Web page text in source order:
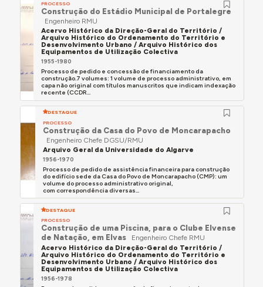
Projetou alguns planos parciais de urbanização,
arruamentos e estradas municipais.
Projetou o edifício do 'Centro de Cultura e
Desporto de Venade', localizado na rua que hoje
tem o seu nome.
Para familiares e amigos projetou várias vivendas,
compreendendo as componentes de arquitetura
(incluindo arquitetura de interiores), estabilidade e
saneamento. Como exemplo mais paradigmático
pode citar-se a 'Casa do Rosmaninho', na Rua do
Rosmaninho, em Venade, Caminha.
Colaborou na imprensa regional caminhense,
especificamente, na revistaCaminiana, nos jornais
Caminhense,Margens do Courae A Nossa Gente
dedicando-se, sobretudo, a estudos históricos,
genealógicos e etnográficos das freguesias de
Venade e Azevedo do concelho de Caminha.
Foi postumamente publicado, em 2007, o seu livro
Subsídios para a História da Freguesia de Venade
Faleceu em Venade, Caminha, em 27 de junho de
PROCESSO
Construção do Estádio Municipal de Portalegre
Engenheiro RMU
Acervo Histórico da Direção-Geral do Território /
Arquivo Histórico do Ordenamento do Território e
Desenvolvimento Urbano / Arquivo Histórico dos
Equipamentos de Utilização Colectiva
1955-1980
Processo de pedido e concessão de financiamento da
construção.7 volumes: 1 volume de processo administrativo, em
capa não original com títulos manuscritos que indicam indexação
recente (CCDR...
DESTAQUE
PROCESSO
Construção da Casa do Povo de Moncarapacho
Engenheiro Chefe DGSU/RMU
Arquivo Geral da Universidade do Algarve
1956-1970
Processo de pedido de assistência financeira para construção
do edifício sede da Casa do Povo de Moncarapacho (CMP): um
volume do processo administrativo original,
com correspondência diversas...
DESTAQUE
PROCESSO
Construção de uma Piscina, para o Clube Elvense
de Natação, em Elvas
Engenheiro Chefe RMU
Acervo Histórico da Direção-Geral do Território /
Arquivo Histórico do Ordenamento do Território e
Desenvolvimento Urbano / Arquivo Histórico dos
Equipamentos de Utilização Colectiva
1956-1978